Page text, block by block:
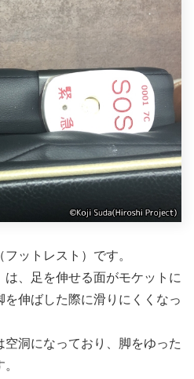
ットレスト）です。
は、足を伸せる面がモケットに
伸ばした際に滑りにくくなっ
空洞になっており、脚をゆった